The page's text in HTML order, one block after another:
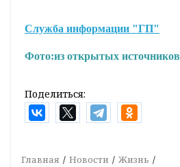
Служба информации "ГП"
Фото:из открытых источников
Поделиться:
Главная Новости Жизнь